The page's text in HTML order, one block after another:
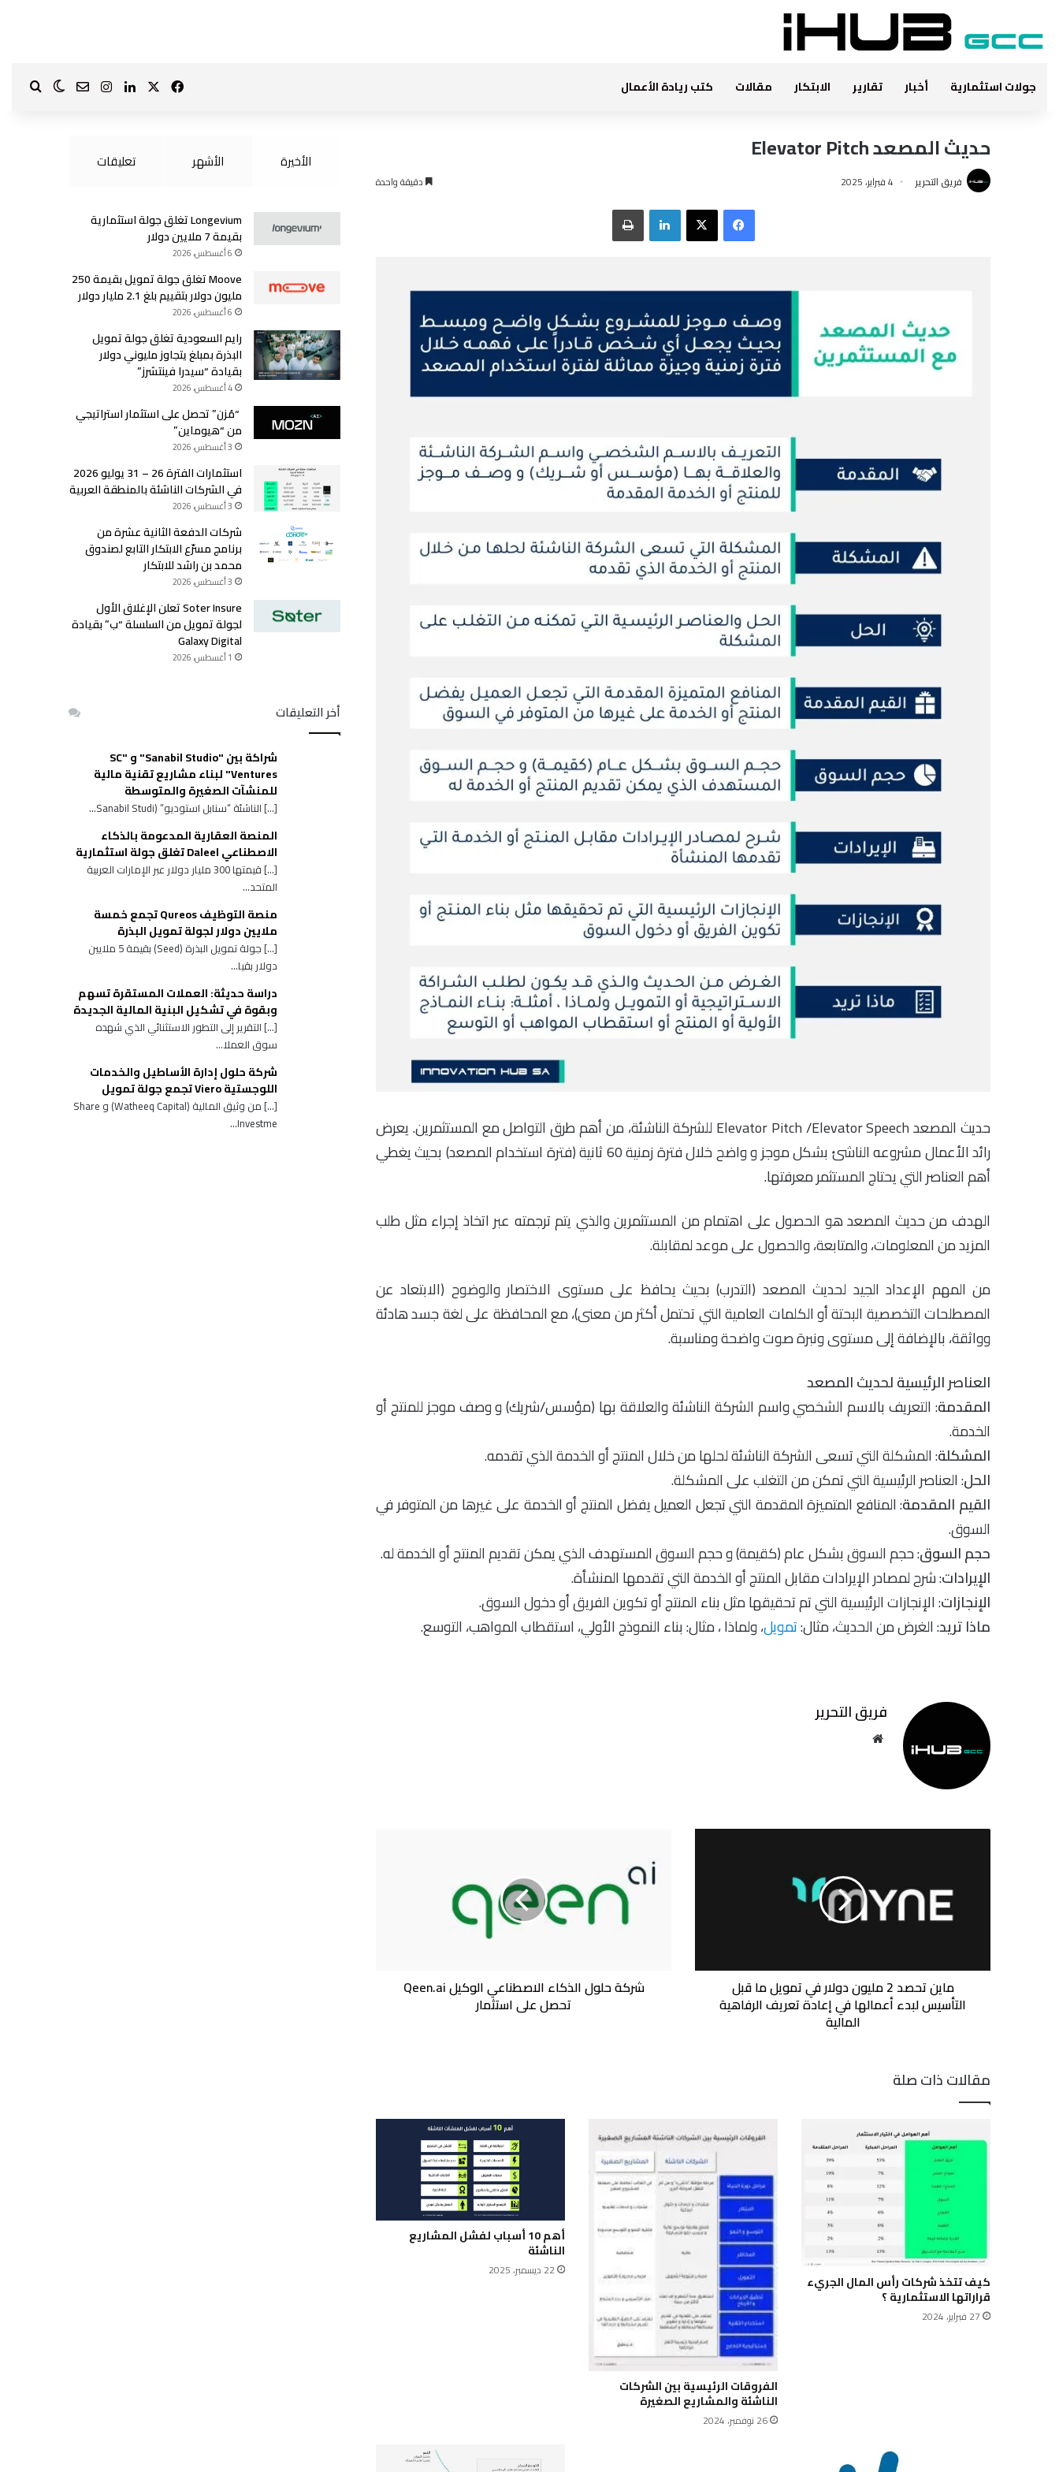
جولات استثمارية أخبار تقارير الابتكار مقالات كتب ريادة الأعمال فيسبوك لينكدإنانستقرامالوضعبحث
حديث المصعد Elevator Pitch
فريق التحرير 4 فبراير، 2025 دقيقة واحدة
فيسبوك‫X لينكدإن طباعة
حديث المصعد Elevator Pitch /Elevator Speech للشركة الناشئة، من أهم طرق التواصل مع المستثمرين. يعرض
رائد الأعمال مشروعه الناشئ بشكل موجز و واضح خلال فترة زمنية 60 ثانية (فترة استخدام المصعد) بحيث يغطي
أهم العناصر التي يحتاج المستثمر معرفتها.
الهدف من حديث المصعد هو الحصول على اهتمام من المستثمرين والذي يتم ترجمته عبر اتخاذ إجراء مثل طلب
المزيد من المعلومات، والمتابعة، والحصول على موعد لمقابلة.
من المهم الإعداد الجيد لحديث المصعد (التدرب) بحيث يحافظ على مستوى الاختصار والوضوح (الابتعاد عن
المصطلحات التخصصية البحتة أو الكلمات العامية التي تحتمل أكثر من معنى)، مع المحافظة على لغة جسد هادئة
وواثقة، بالإضافة إلى مستوى ونبرة صوت واضحة ومناسبة.
العناصر الرئيسية لحديث المصعد
المقدمة: التعريف بالاسم الشخصي واسم الشركة الناشئة والعلاقة بها (مؤسس/شريك) و وصف موجز للمنتج أو
الخدمة.
المشكلة: المشكلة التي تسعى الشركة الناشئة لحلها من خلال المنتج أو الخدمة الذي تقدمه.
الحل: العناصر الرئيسية التي تمكن من التغلب على المشكلة.
القيم المقدمة: المنافع المتميزة المقدمة التي تجعل العميل يفضل المنتج أو الخدمة على غيرها من المتوفر في
السوق.
حجم السوق: حجم السوق بشكل عام (كقيمة) و حجم السوق المستهدف الذي يمكن تقديم المنتج أو الخدمة له.
الإيرادات: شرح لمصادر الإيرادات مقابل المنتج أو الخدمة التي تقدمها المنشأة.
الإنجازات: الإنجازات الرئيسية التي تم تحقيقها مثل بناء المنتج أو تكوين الفريق أو دخول السوق.
ماذا تريد: الغرض من الحديث، مثال:تمويل، ولماذا ، مثال: بناء النموذج الأولي، استقطاب المواهب، التوسع.
فريق التحرير
ماين
قبل
الرفاهية
المالية
ماين تحصد 2 مليون دولار في تمويل ما قبل
التأسيس لبدء أعمالها في إعادة تعريف الرفاهية
المالية
الذكاء
الاصطناعي
شركة حلول الذكاء الاصطناعي الوكيل Qeen.ai
تحصل على استثمار
مقالات ذات صلة
كيف تتخذ شركات رأس المال الجريء
قراراتها الاستثمارية ؟
27 فبراير، 2024
الفروقات الرئيسية بين الشركات
الناشئة والمشاريع الصغيرة
26 نوفمبر، 2024
أهم 10 أسباب لفشل المشاريع
الناشئة
22 ديسمبر، 2025
الأخيرة الأشهر تعليقات
Longevium تغلق جولة استثمارية
بقيمة 7 ملايين دولار
6 أغسطس، 2026
Moove تغلق جولة تمويل بقيمة 250
مليون دولار بتقييم بلغ 2.1 مليار دولار
6 أغسطس، 2026
رايم السعودية تغلق جولة تمويل
البذرة بمبلغ يتجاوز مليوني دولار
بقيادة “سيدرا فينتشرز”
4 أغسطس، 2026
“مُزن” تحصل على استثمار استراتيجي
من “هيوماين”
3 أغسطس، 2026
استثمارات الفترة 26 – 31 يوليو 2026
في الشركات الناشئة بالمنطقة العربية
3 أغسطس، 2026
شركات الدفعة الثانية عشرة من
برنامج مسرّع الابتكار التابع لصندوق
محمد بن راشد للابتكار
3 أغسطس، 2026
Soter Insure تعلن الإغلاق الأول
لجولة تمويل من السلسلة “ب” بقيادة
Galaxy Digital
1 أغسطس، 2026
أخر التعليقات
شراكة بين "Sanabil Studio" و "SC
Ventures" لبناء مشاريع تقنية مالية
للمنشآت الصغيرة والمتوسطة
[…] الناشئة “سنابل استوديو” (Sanabil Studi...
المنصة العقارية المدعومة بالذكاء
الاصطناعي Daleel تغلق جولة استثمارية
[…] قيمتها 300 مليار دولار عبر الإمارات العربية
المتحد...
منصة التوظيف Qureos تجمع خمسة
ملايين دولار لجولة تمويل البذرة
[…] جولة تمويل البذرة (Seed) بقيمة 5 ملايين
دولار بقيا...
دراسة حديثة: العملات المستقرة تسهم
وبقوة في تشكيل البنية المالية الجديدة
[…] التقرير إلى التطور الاستثنائي الذي شهده
سوق العملا...
شركة حلول إدارة الأساطيل والخدمات
اللوجستية Viero تجمع جولة تمويل
[…] من وثيق المالية (Watheeq Capital) و Share
Investme...